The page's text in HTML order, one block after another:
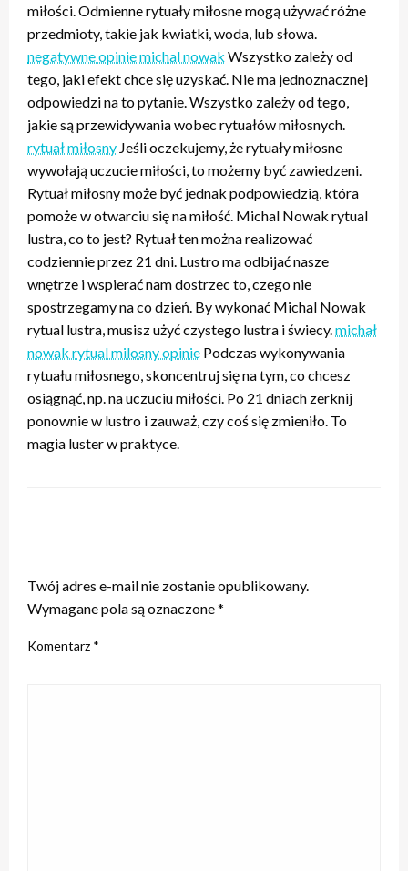
miłości. Odmienne rytuały miłosne mogą używać różne
przedmioty, takie jak kwiatki, woda, lub słowa.
negatywne opinie michal nowak Wszystko zależy od
tego, jaki efekt chce się uzyskać. Nie ma jednoznacznej
odpowiedzi na to pytanie. Wszystko zależy od tego,
jakie są przewidywania wobec rytuałów miłosnych.
rytuał miłosny Jeśli oczekujemy, że rytuały miłosne
wywołają uczucie miłości, to możemy być zawiedzeni.
Rytuał miłosny może być jednak podpowiedzią, która
pomoże w otwarciu się na miłość. Michal Nowak rytual
lustra, co to jest? Rytuał ten można realizować
codziennie przez 21 dni. Lustro ma odbijać nasze
wnętrze i wspierać nam dostrzec to, czego nie
spostrzegamy na co dzień. By wykonać Michal Nowak
rytual lustra, musisz użyć czystego lustra i świecy. michał
nowak rytual milosny opinie Podczas wykonywania
rytuału miłosnego, skoncentruj się na tym, co chcesz
osiągnąć, np. na uczuciu miłości. Po 21 dniach zerknij
ponownie w lustro i zauważ, czy coś się zmieniło. To
magia luster w praktyce.
Twój adres e-mail nie zostanie opublikowany.
Wymagane pola są oznaczone*
Komentarz *